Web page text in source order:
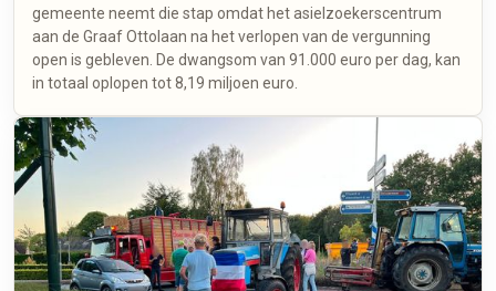
gemeente neemt die stap omdat het asielzoekerscentrum
aan de Graaf Ottolaan na het verlopen van de vergunning
open is gebleven. De dwangsom van 91.000 euro per dag, kan
in totaal oplopen tot 8,19 miljoen euro.